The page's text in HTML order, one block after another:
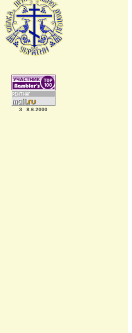
З 8.6.2000